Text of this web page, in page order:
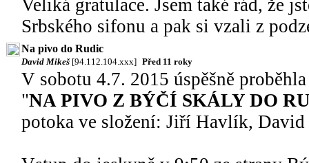
Veliká gratulace. Jsem také rád, že
Srbského sifonu a pak si vzali z
Na pivo do Rudic
David Mikeš [94.112.104.xxx] Před 11 roky
V sobotu 4.7. 2015 úspěšně
"NA PIVO Z BÝČÍ SKÁLY DO
potoka ve složení: Jiří Havlík,